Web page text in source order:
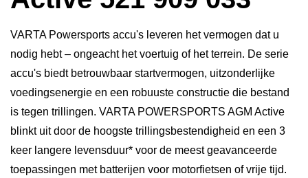
VARTA Powersports accu's leveren het vermogen dat u
nodig hebt – ongeacht het voertuig of het terrein. De serie
accu's biedt betrouwbaar startvermogen, uitzonderlijke
voedingsenergie en een robuuste constructie die bestand
is tegen trillingen. VARTA POWERSPORTS AGM Active
blinkt uit door de hoogste trillingsbestendigheid en een 3
keer langere levensduur* voor de meest geavanceerde
toepassingen met batterijen voor motorfietsen of vrije tijd.